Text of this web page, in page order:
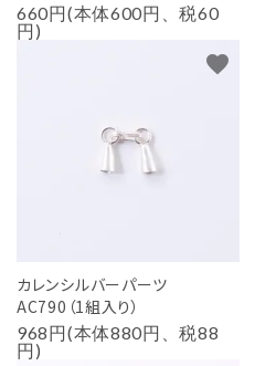
660円(本体600円、税60
円)
カレンシルバーパーツ
AC790（1組入り）
968円(本体880円、税88
円)
favorite